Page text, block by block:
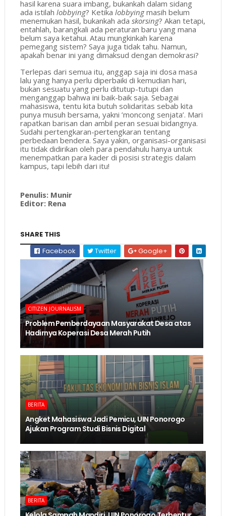
hasil karena suara imbang, bukankah dalam sidang
ada istilah lobbying? Ketika lobbyingmasih belum
menemukan hasil, bukankah ada skorsing? Akan tetapi,
entahlah, barangkali ada peraturan baru yang mana
belum saya ketahui. Atau mungkinkah karena
pemegang sistem? Saya juga tidak tahu. Namun,
apakah benar ini yang dimaksud dengan demokrasi?
Terlepas dari semua itu, anggap saja ini dosa masa
lalu yang hanya perlu diperbaiki di kemudian hari,
bukan sesuatu yang perlu ditutup-tutupi dan
menganggap bahwa ini baik-baik saja. Sebagai
mahasiswa, tentu kita butuh solidaritas sebab kita
punya musuh bersama, yakni ’moncong senjata’. Mari
rapatkan barisan dan ambil peran sesuai bidangnya.
Sudahi pertengkaran-pertengkaran tentang
perbedaan bendera. Saya yakin, organisasi-organisasi
itu tidak didirikan oleh para pendahulu hanya untuk
menempatkan para kader di posisi strategis dalam
kampus, tapi lebih dari itu!
Penulis: Munir
Editor: Rena
SHARE THIS
Facebook
Twitter Google+
CITIZEN JOURNALISM
Problem Pemberdayaan Masyarakat Desa atas
Hadirnya Koperasi Desa Merah Putih
BERITA
Angket Mahasiswa Jadi Pemicu, UIN Ponorogo
Ajukan Program Studi Bisnis Digital
BERITA